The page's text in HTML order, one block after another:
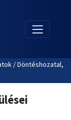
/ Döntéshozatal,